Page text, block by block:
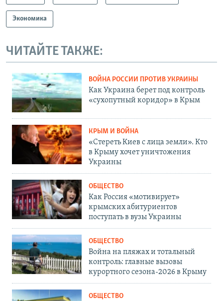
Экономика
ЧИТАЙТЕ ТАКЖЕ:
ВОЙНА РОССИИ ПРОТИВ УКРАИНЫ
Как Украина берет под контроль
«сухопутный коридор» в Крым
КРЫМ И ВОЙНА
«Стереть Киев с лица земли». Кто
в Крыму хочет уничтожения
Украины
ОБЩЕСТВО
Как Россия «мотивирует»
крымских абитуриентов
поступать в вузы Украины
ОБЩЕСТВО
Война на пляжах и тотальный
контроль: главные вызовы
курортного сезона-2026 в Крыму
ОБЩЕСТВО